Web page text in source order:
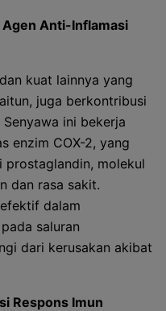
Anti-Inflamasi
kuat lainnya yang
juga berkontribusi
ini bekerja
enzim COX-2, yang
prostaglandin, molekul
dan rasa sakit.
dalam
saluran
dari kerusakan akibat
Respons Imun